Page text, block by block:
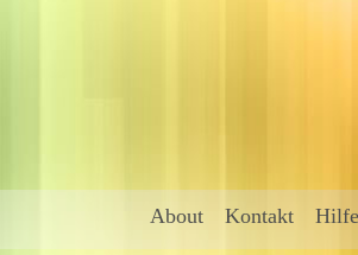
About Kontakt Hilfe